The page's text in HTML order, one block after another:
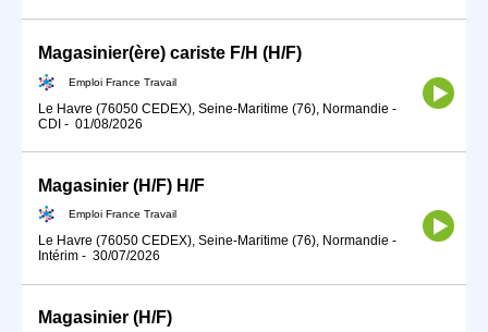
Magasinier(ère) cariste F/H (H/F)
Emploi France Travail
Le Havre (76050 CEDEX), Seine-Maritime (76), Normandie -
CDI - 01/08/2026
Magasinier (H/F) H/F
Emploi France Travail
Le Havre (76050 CEDEX), Seine-Maritime (76), Normandie -
Intérim - 30/07/2026
Magasinier (H/F)